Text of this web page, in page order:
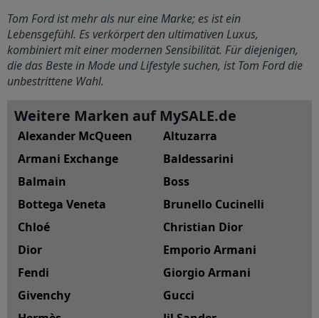
Tom Ford ist mehr als nur eine Marke; es ist ein
Lebensgefühl. Es verkörpert den ultimativen Luxus,
kombiniert mit einer modernen Sensibilität. Für diejenigen,
die das Beste in Mode und Lifestyle suchen, ist Tom Ford die
unbestrittene Wahl.
Weitere Marken auf MySALE.de
Alexander McQueen
Altuzarra
Armani Exchange
Baldessarini
Balmain
Boss
Bottega Veneta
Brunello Cucinelli
Chloé
Christian Dior
Dior
Emporio Armani
Fendi
Giorgio Armani
Givenchy
Gucci